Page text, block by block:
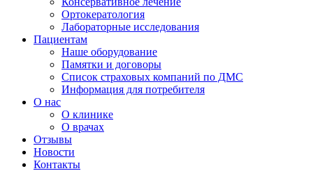
Ортокератология
Лабораторные исследования
Пациентам
Наше оборудование
Памятки и договоры
Список страховых компаний по ДМС
Информация для потребителя
О нас
О клинике
О врачах
Отзывы
Новости
Контакты